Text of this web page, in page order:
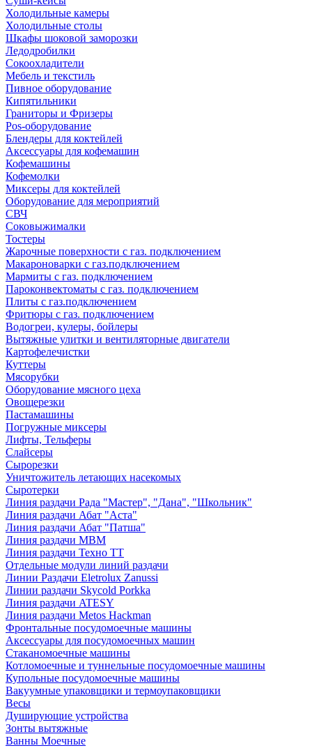
Холодильные камеры
Холодильные столы
Шкафы шоковой заморозки
Ледодробилки
Сокоохладители
Мебель и текстиль
Пивное оборудование
Кипятильники
Граниторы и Фризеры
Pos-оборудование
Блендеры для коктейлей
Аксессуары для кофемашин
Кофемашины
Кофемолки
Миксеры для коктейлей
Оборудование для мероприятий
СВЧ
Соковыжималки
Тостеры
Жарочные поверхности с газ. подключением
Макароноварки с газ.подключением
Мармиты с газ. подключением
Пароконвектоматы с газ. подключением
Плиты с газ.подключением
Фритюры с газ. подключением
Водогреи, кулеры, бойлеры
Вытяжные улитки и вентиляторные двигатели
Картофелечистки
Куттеры
Мясорубки
Оборудование мясного цеха
Овощерезки
Пастамашины
Погружные миксеры
Лифты, Тельферы
Слайсеры
Сырорезки
Уничтожитель летающих насекомых
Сыротерки
Линия раздачи Рада "Мастер", "Дана", "Школьник"
Линия раздачи Абат "Аста"
Линия раздачи Абат "Патша"
Линия раздачи МВМ
Линия раздачи Техно ТТ
Отдельные модули линий раздачи
Линии Раздачи Eletrolux Zanussi
Линии раздачи Skycold Porkka
Линия раздачи ATESY
Линия раздачи Metos Hackman
Фронтальные посудомоечные машины
Аксессуары для посудомоечных машин
Стаканомоечные машины
Котломоечные и туннельные посудомоечные машины
Купольные посудомоечные машины
Вакуумные упаковщики и термоупаковщики
Весы
Душирующие устройства
Зонты вытяжные
Ванны Моечные